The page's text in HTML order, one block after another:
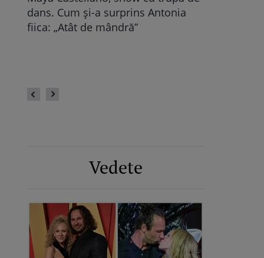
dans. Cum și-a surprins Antonia
fiica: „Atât de mândră”
Vedete